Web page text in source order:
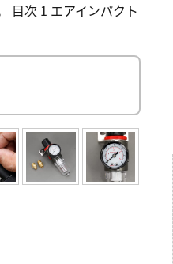
目次 1 エアインパクト